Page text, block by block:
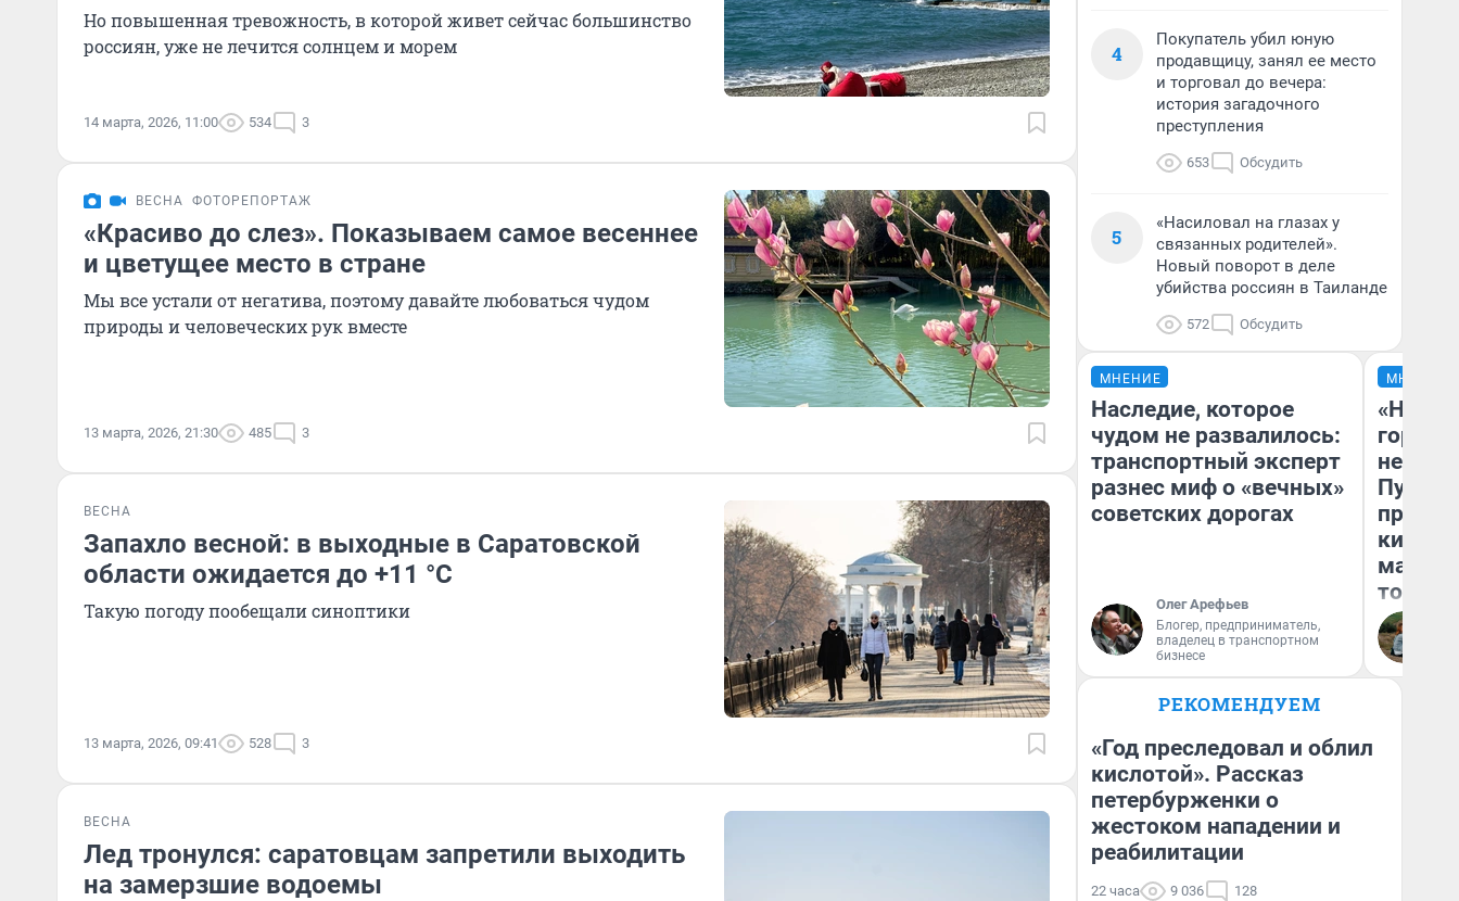
Но повышенная тревожность, в которой живет сейчас большинство
россиян, уже не лечится солнцем и морем
14 марта, 2026, 11:00 534 3
ВЕСНА ФОТОРЕПОРТАЖ
«Красиво до слез». Показываем самое весеннее
и цветущее место в стране
Мы все устали от негатива, поэтому давайте любоваться чудом
природы и человеческих рук вместе
13 марта, 2026, 21:30 485 3
ВЕСНА
Запахло весной: в выходные в Саратовской
области ожидается до +11 °C
Такую погоду пообещали синоптики
13 марта, 2026, 09:41 528 3
ВЕСНА
Лед тронулся: саратовцам запретили выходить
на замерзшие водоемы
4
Покупатель убил юную
продавщицу, занял ее место
и торговал до вечера:
история загадочного
преступления
653 Обсудить
5
«Насиловал на глазах у
связанных родителей».
Новый поворот в деле
убийства россиян в Таиланде
572 Обсудить
МНЕНИЕ
Наследие, которое
чудом не развалилось:
транспортный эксперт
разнес миф о «вечных»
советских дорогах
Олег Арефьев
Блогер, предприниматель,
владелец в транспортном
бизнесе
МНЕНИЕ
«Нет
того
РЕКОМЕНДУЕМ
«Год преследовал и облил
кислотой». Рассказ
петербурженки о
жестоком нападении и
реабилитации
22 часа 9 036 128